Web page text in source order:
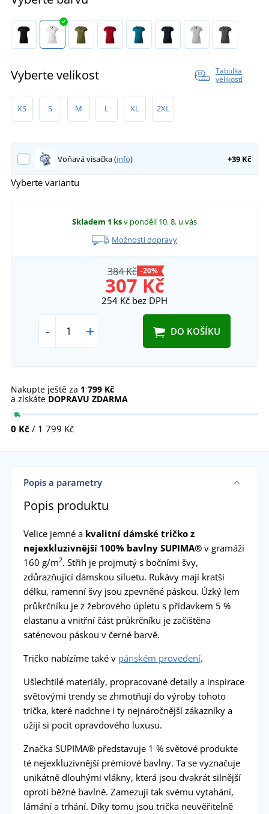
Vyberte velikost
Tabulka
velikostí
XS S M L XL 2XL
Voňavá visačka (info) +39 Kč
Vyberte variantu
Skladem 1 ksv pondělí 10. 8. u vás
Možnosti dopravy
384 Kč -20%
307 Kč
254 Kč bez DPH
- + DO KOŠÍKU
Nakupte ještě za 1 799 Kč
a získáte DOPRAVU ZDARMA
0 Kč / 1 799 Kč
Popis a parametry
Popis produktu
Velice jemné a kvalitní dámské tričko z
nejexkluzivnější 100% bavlny SUPIMA®v gramáži
160 g/m2. Střih je projmutý s bočními švy,
zdůrazňující dámskou siluetu. Rukávy mají kratší
délku, ramenní švy jsou zpevněné páskou. Úzký lem
průkrčníku je z žebrového úpletu s přídavkem 5 %
elastanu a vnitřní část průkrčníku je začištěna
saténovou páskou v černé barvě.
Tričko nabízíme také v pánském provedení.
Ušlechtilé materiály, propracované detaily a inspirace
světovými trendy se zhmotňují do výroby tohoto
trička, které nadchne i ty nejnáročnější zákazníky a
užijí si pocit opravdového luxusu.
Značka SUPIMA® představuje 1 % světové produkte
té nejexkluzivnější prémiové bavlny. Ta se vyznačuje
unikátně dlouhými vlákny, která jsou dvakrát silnější
oproti běžné bavlně. Zamezují tak svému vytahání,
lámání a trhání. Díky tomu jsou trička neuvěřitelně